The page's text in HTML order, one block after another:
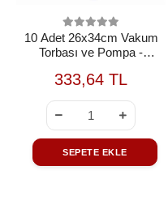
10 Adet 26x34cm Vakum
Torbası ve Pompa -
DEĞİLDİR
333,64 TL
SEPETE EKLE